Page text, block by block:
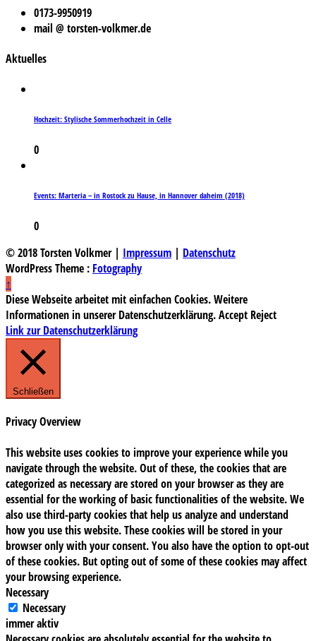
0173-9950919
mail @ torsten-volkmer.de
Aktuelles
Hochzeit: Stylische Sommerhochzeit in Celle
0
Events: Marteria – in Rostock zu Hause, in Hannover daheim (2018)
0
© 2018 Torsten Volkmer | Impressum | Datenschutz
WordPress Theme : Fotography
↑
Diese Webseite arbeitet mit einfachen Cookies. Weitere
Informationen in unserer Datenschutzerklärung.Accept Reject
Link zur Datenschutzerklärung
Schließen
Privacy Overview
This website uses cookies to improve your experience while you
navigate through the website. Out of these, the cookies that are
categorized as necessary are stored on your browser as they are
essential for the working of basic functionalities of the website. We
also use third-party cookies that help us analyze and understand
how you use this website. These cookies will be stored in your
browser only with your consent. You also have the option to opt-out
of these cookies. But opting out of some of these cookies may affect
your browsing experience.
Necessary
Necessary
immer aktiv